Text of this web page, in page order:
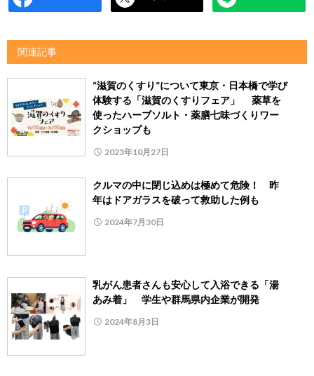
関連記事
“滋賀のくすり”について東京・日本橋で学び
体験する「滋賀のくすりフェア」 薬草を
使ったハーブソルト・薬膳七味づくりワー
クショップも
2023年10月27日
クルマの中に閉じ込めは極めて危険！ 昨
年はドアガラスを破って救助した例も
2024年7月30日
乳がん患者さんも安心して入浴できる「湯
あみ着」 学生や群馬県内企業が開発
2024年8月3日